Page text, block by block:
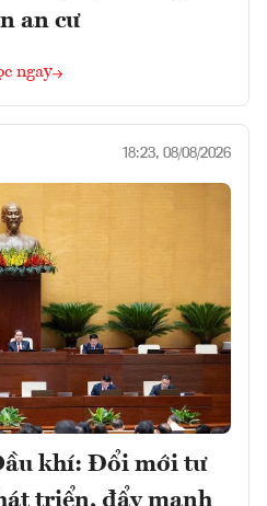
an cư
ngay
18:23, 08/08/2026
khí: Đổi mới tư
triển, đẩy mạnh